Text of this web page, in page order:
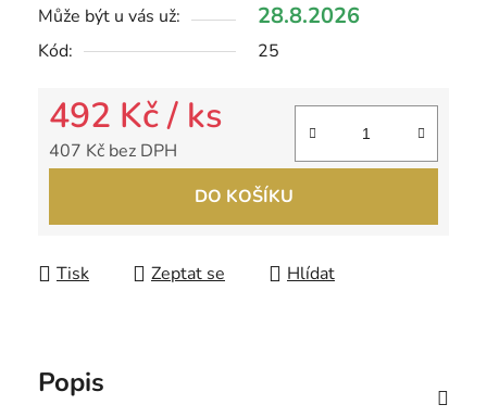
Může být u vás už: 28.8.2026
Kód: 25
492 Kč/ ks
407 Kč bez DPH
DO KOŠÍKU
Tisk Zeptat se Hlídat
Popis